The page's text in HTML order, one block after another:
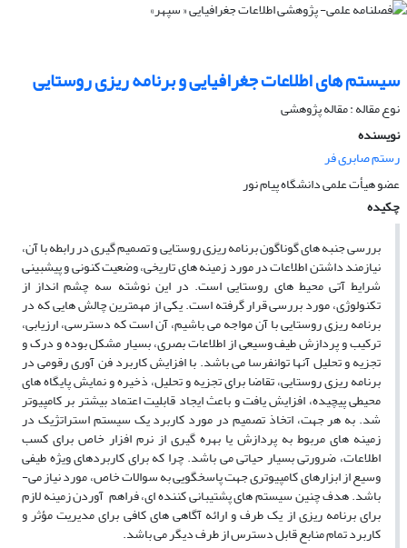
سیستم های اطلاعات جغرافیایی و برنامه ریزی روستایی
نوع مقاله : مقاله پژوهشی
نویسنده
رستم صابری فر
عضو هیأت علمی دانشگاه پیام نور
چکیده
بررسی جنبه­ های گوناگون برنامه ریزی روستایی و تصمیم گیری در رابطه با آن،
نیازمند داشتن اطلاعات در مورد زمینه ­های تاریخی، وضعیت کنونی و پیش­بینی
شرایط آتی محیط­ های روستایی است. در این نوشته سه چشم­ انداز از
تکنولوژی، مورد بررسی قرار گرفته است. یکی از مهمترین چالش ­هایی که در
برنامه­ ریزی روستایی با آن مواجه می­ باشیم، آن است که دسترسی، ارزیابی،
ترکیب و پردازش طیف وسیعی از اطلاعات بصری، بسیار مشکل بوده و درک و
تجزیه و تحلیل آنها توانفرسا می ­باشد. با افزایش کاربرد فن­ آوری رقومی در
برنامه­ ریزی روستایی، تقاضا برای تجزیه و تحلیل، ذخیره و نمایش پایگاه های
محیطی پیچیده، افزایش یافت و باعث ایجاد قابلیت اعتماد بیشتر بر کامپیوتر
شد. به هر جهت، اتخاذ تصمیم در مورد کاربرد یک سیستم استراتژیک در
زمینه ­های مربوط به پردازش یا بهره­ گیری از نرم ­افزار خاص برای کسب
اطلاعات، ضرورتی بسیار حیاتی می­ باشد. چرا که برای کاربردهای ویژه طیفی
وسیع از ابزارهای کامپیوتری جهت پاسخگویی به سوالات خاص، مورد نیاز می­
باشد. هدف چنین سیستم های پشتیبانی کننده ­ای، فراهم آوردن زمینه لازم
برای برنامه ­ریزی از یک طرف و ارائه آگاهی­ های کافی برای مدیریت مؤثر و
کاربرد تمام منابع قابل دسترس از طرف دیگر می­ باشد.